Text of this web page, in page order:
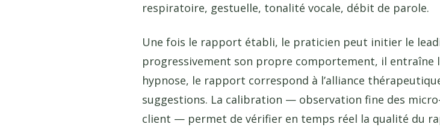
respiratoire, gestuelle, tonalité vocale, débit de parole.
Une fois le rapport établi, le praticien peut initier le
progressivement son propre comportement, il entraîne
hypnose, le rapport correspond à l’alliance
suggestions. La calibration — observation fine des
client — permet de vérifier en temps réel la qualité du